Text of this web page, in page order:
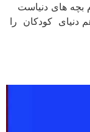
های دنیاست
هم دنیای کودکان را